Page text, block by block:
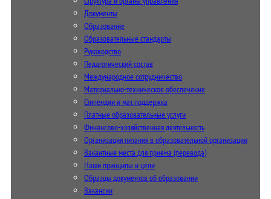
Документы
Образование
Образовательные стандарты
Руководство
Педагогический состав
Международное сотрудничество
Материально-техническое обеспечение
Стипендии и мат. поддержка
Платные образовательные услуги
Финансово-хозяйственная деятельность
Организация питания в образовательной организации
Вакантные места для приема (перевода)
Наши принципы и цели
Образцы документов об образовании
Вакансии